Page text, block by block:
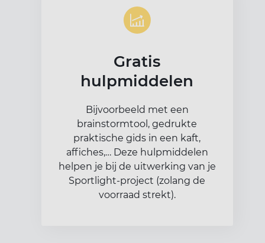
Gratis
hulpmiddelen
Bijvoorbeeld met een
brainstormtool, gedrukte
praktische gids in een kaft,
affiches,… Deze hulpmiddelen
helpen je bij de uitwerking van je
Sportlight-project (zolang de
voorraad strekt).